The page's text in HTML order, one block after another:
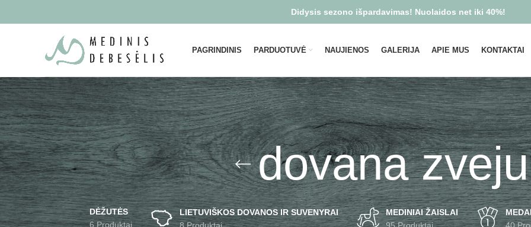
PAGRINDINIS PARDUOTUVĖ NAUJIENOS GALERIJA APIE MUS KONTAKTAI
dovana
DĖŽUTĖS
6 Produktai
LIETUVIŠKOS DOVANOS IR SUVENYRAI
8 Produktai
MEDINIAI ŽAISLAI
95 Produktai
40
Didysis sezono išpardavimas! Nuolaidos net iki 40%!